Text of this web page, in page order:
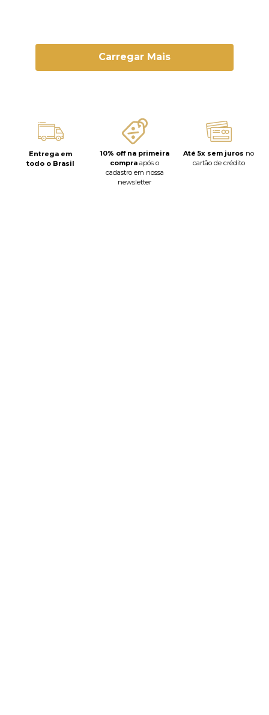
Carregar Mais
Entrega em
todo o Brasil
10% off na primeira
compra após o
cadastro em nossa
newsletter
Até 5x sem juros no
cartão de crédito